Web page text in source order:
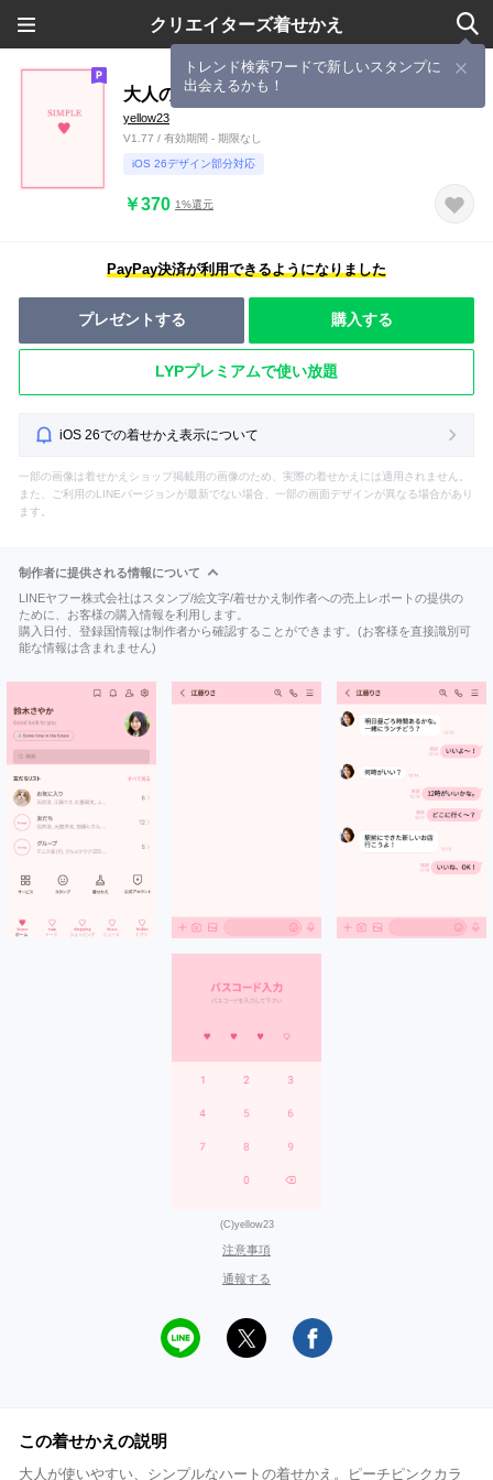
クリエイターズ着せかえ
トレンド検索ワードで新しいスタンプに
出会えるかも！
大人のシンプルハート =peachpink=
yellow23
V1.77 / 有効期間 - 期限なし
iOS 26デザイン部分対応
￥370 1%還元
PayPay決済が利用できるようになりました
プレゼントする 購入する
LYPプレミアムで使い放題
iOS 26での着せかえ表示について
一部の画像は着せかえショップ掲載用の画像のため、実際の着せかえには適用されません。
また、ご利用のLINEバージョンが最新でない場合、一部の画面デザインが異なる場合があり
ます。
制作者に提供される情報について
LINEヤフー株式会社はスタンプ/絵文字/着せかえ制作者への売上レポートの提供の
ために、お客様の購入情報を利用します。
購入日付、登録国情報は制作者から確認することができます。(お客様を直接識別可
能な情報は含まれません)
(C)yellow23
注意事項
通報する
この着せかえの説明
大人が使いやすい、シンプルなハートの着せかえ。ピーチピンクカラ